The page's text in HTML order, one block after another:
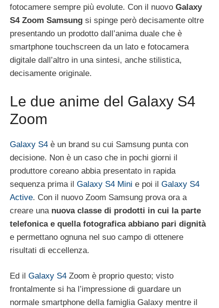
fotocamere sempre più evolute. Con il nuovo Galaxy
S4 Zoom Samsung si spinge però decisamente oltre
presentando un prodotto dall’anima duale che è
smartphone touchscreen da un lato e fotocamera
digitale dall’altro in una sintesi, anche stilistica,
decisamente originale.
Le due anime del Galaxy S4
Zoom
Galaxy S4 è un brand su cui Samsung punta con
decisione. Non è un caso che in pochi giorni il
produttore coreano abbia presentato in rapida
sequenza prima il Galaxy S4 Mini e poi il Galaxy S4
Active. Con il nuovo Zoom Samsung prova ora a
creare una nuova classe di prodotti in cui la parte
telefonica e quella fotografica abbiano pari dignità
e permettano ognuna nel suo campo di ottenere
risultati di eccellenza.
Ed il Galaxy S4 Zoom è proprio questo; visto
frontalmente si ha l’impressione di guardare un
normale smartphone della famiglia Galaxy mentre il